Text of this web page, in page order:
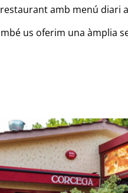
amb menú diari
us oferim una àmplia